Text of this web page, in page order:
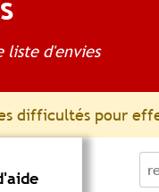
liste d'envies
difficultés pour